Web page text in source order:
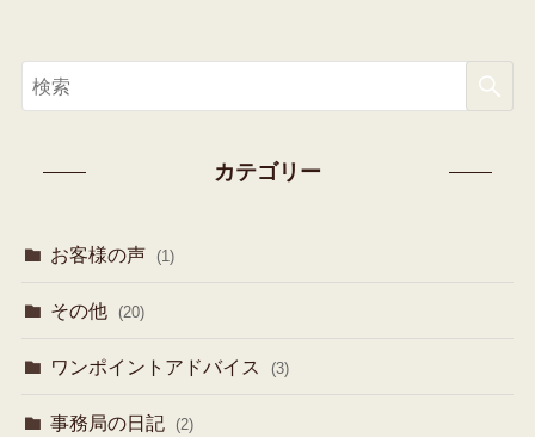
カテゴリー
お客様の声 (1)
その他 (20)
ワンポイントアドバイス (3)
事務局の日記 (2)